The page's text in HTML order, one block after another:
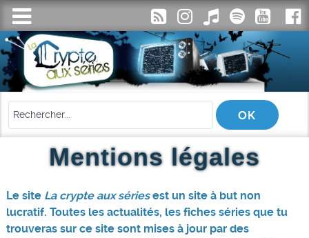
Mentions légales
Le site La crypte aux sériesest un site à but non
lucratif. Toutes les actualités, les fiches séries que tu
trouveras sur ce site sont mises à jour par des